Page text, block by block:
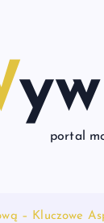
portal
– Kluczowe